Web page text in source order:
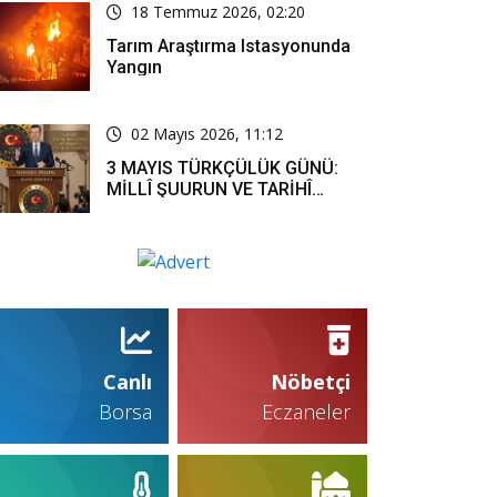
18 Temmuz 2026, 02:20
Tarım Araştırma Istasyonunda
Yangın
02 Mayıs 2026, 11:12
3 MAYIS TÜRKÇÜLÜK GÜNÜ:
MİLLÎ ŞUURUN VE TARİHÎ
Canlı
Borsa
Nöbetçi
Eczaneler